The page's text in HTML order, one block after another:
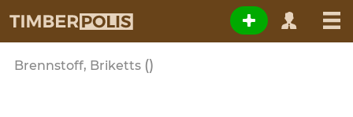
Brennstoff, Briketts ()